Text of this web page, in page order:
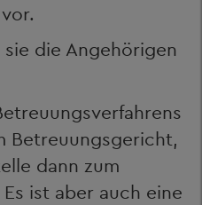
die Angehörigen
Betreuungsgericht,
dann zum
ist aber auch eine